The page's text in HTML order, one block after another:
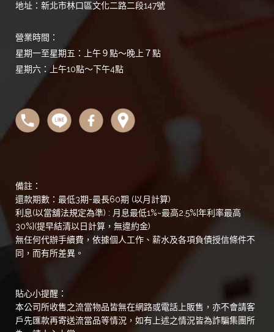
地址：新北市林口區文化二路二段147號
營業時間：
星期一至星期五：上午９點～晚上７點
星期六：上午10點～下午4點
備註：
還款期數：最低3期-最長60期 (以月計算)
利息(以當舖法規定為準) : 月息最低1%~最高2.5%[年利率最高
30%](提早結清以日計算，無違約金)
無任何代辦手續費，依據個人工作、薪水及各項負債授信條件不
同，而有所差異。
貼心小提醒：
本公司所收售之流當物品皆無在網路或電話上販售，亦不會請客
戶先匯款再寄送流當品等情況，如有上述之情況皆為詐騙集團所